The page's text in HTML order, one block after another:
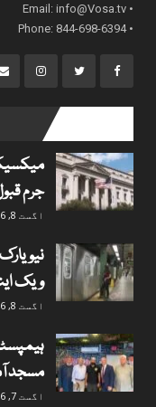
• Email:
info@Vosa.tv
• Phone: 844-698-6394
جرم
اگست 8, 2026
ویک
اگست 8, 2026
مسجد
اگست 7, 2026